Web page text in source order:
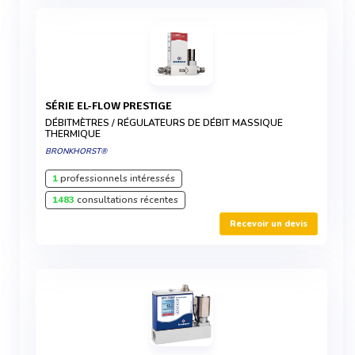
SÉRIE EL-FLOW PRESTIGE
DÉBITMÈTRES / RÉGULATEURS DE DÉBIT MASSIQUE
THERMIQUE
BRONKHORST®
1professionnels intéressés
1483 consultations récentes
Recevoir un devis